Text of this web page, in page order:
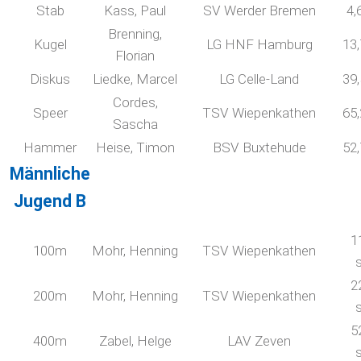
Stab Kass, Paul SV Werder Bremen
Kugel
Brenning,
Florian
LG HNF Hamburg
Diskus Liedke, Marcel LG Celle-Land
Speer
Cordes,
Sascha
TSV Wiepenkathen
Hammer Heise, Timon BSV Buxtehude
Männliche
Jugend B
100m Mohr, Henning TSV Wiepenkathen
200m Mohr, Henning TSV Wiepenkathen
400m Zabel, Helge LAV Zeven